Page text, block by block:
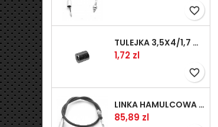
favorite_border
TULEJKA 3,5X4/1,7 GAZÓW -OCYNK
Kaina
1,72 zl
favorite_border
LINKA HAMULCOWA PRZYCZEPY KNOTT 1040/830 33921-1.07S
Kaina
85,89 zl